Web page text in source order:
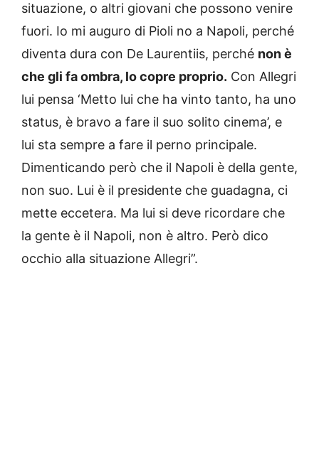
situazione, o altri giovani che possono venire
fuori. Io mi auguro di Pioli no a Napoli, perché
diventa dura con De Laurentiis, perché non è
che gli fa ombra, lo copre proprio. Con Allegri
lui pensa ‘Metto lui che ha vinto tanto, ha uno
status, è bravo a fare il suo solito cinema’, e
lui sta sempre a fare il perno principale.
Dimenticando però che il Napoli è della gente,
non suo. Lui è il presidente che guadagna, ci
mette eccetera. Ma lui si deve ricordare che
la gente è il Napoli, non è altro. Però dico
occhio alla situazione Allegri”.